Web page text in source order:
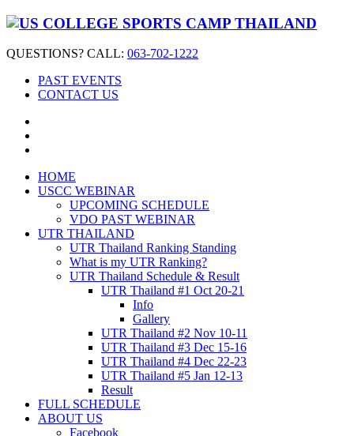
QUESTIONS? CALL: 063-702-1222
PAST EVENTS
CONTACT US
HOME
USCC WEBINAR
UPCOMING SCHEDULE
VDO PAST WEBINAR
UTR THAILAND
UTR Thailand Ranking Standing
What is my UTR Ranking?
UTR Thailand Schedule & Result
UTR Thailand #1 Oct 20-21
Info
Gallery
UTR Thailand #2 Nov 10-11
UTR Thailand #3 Dec 15-16
UTR Thailand #4 Dec 22-23
UTR Thailand #5 Jan 12-13
Result
FULL SCHEDULE
ABOUT US
Facebook